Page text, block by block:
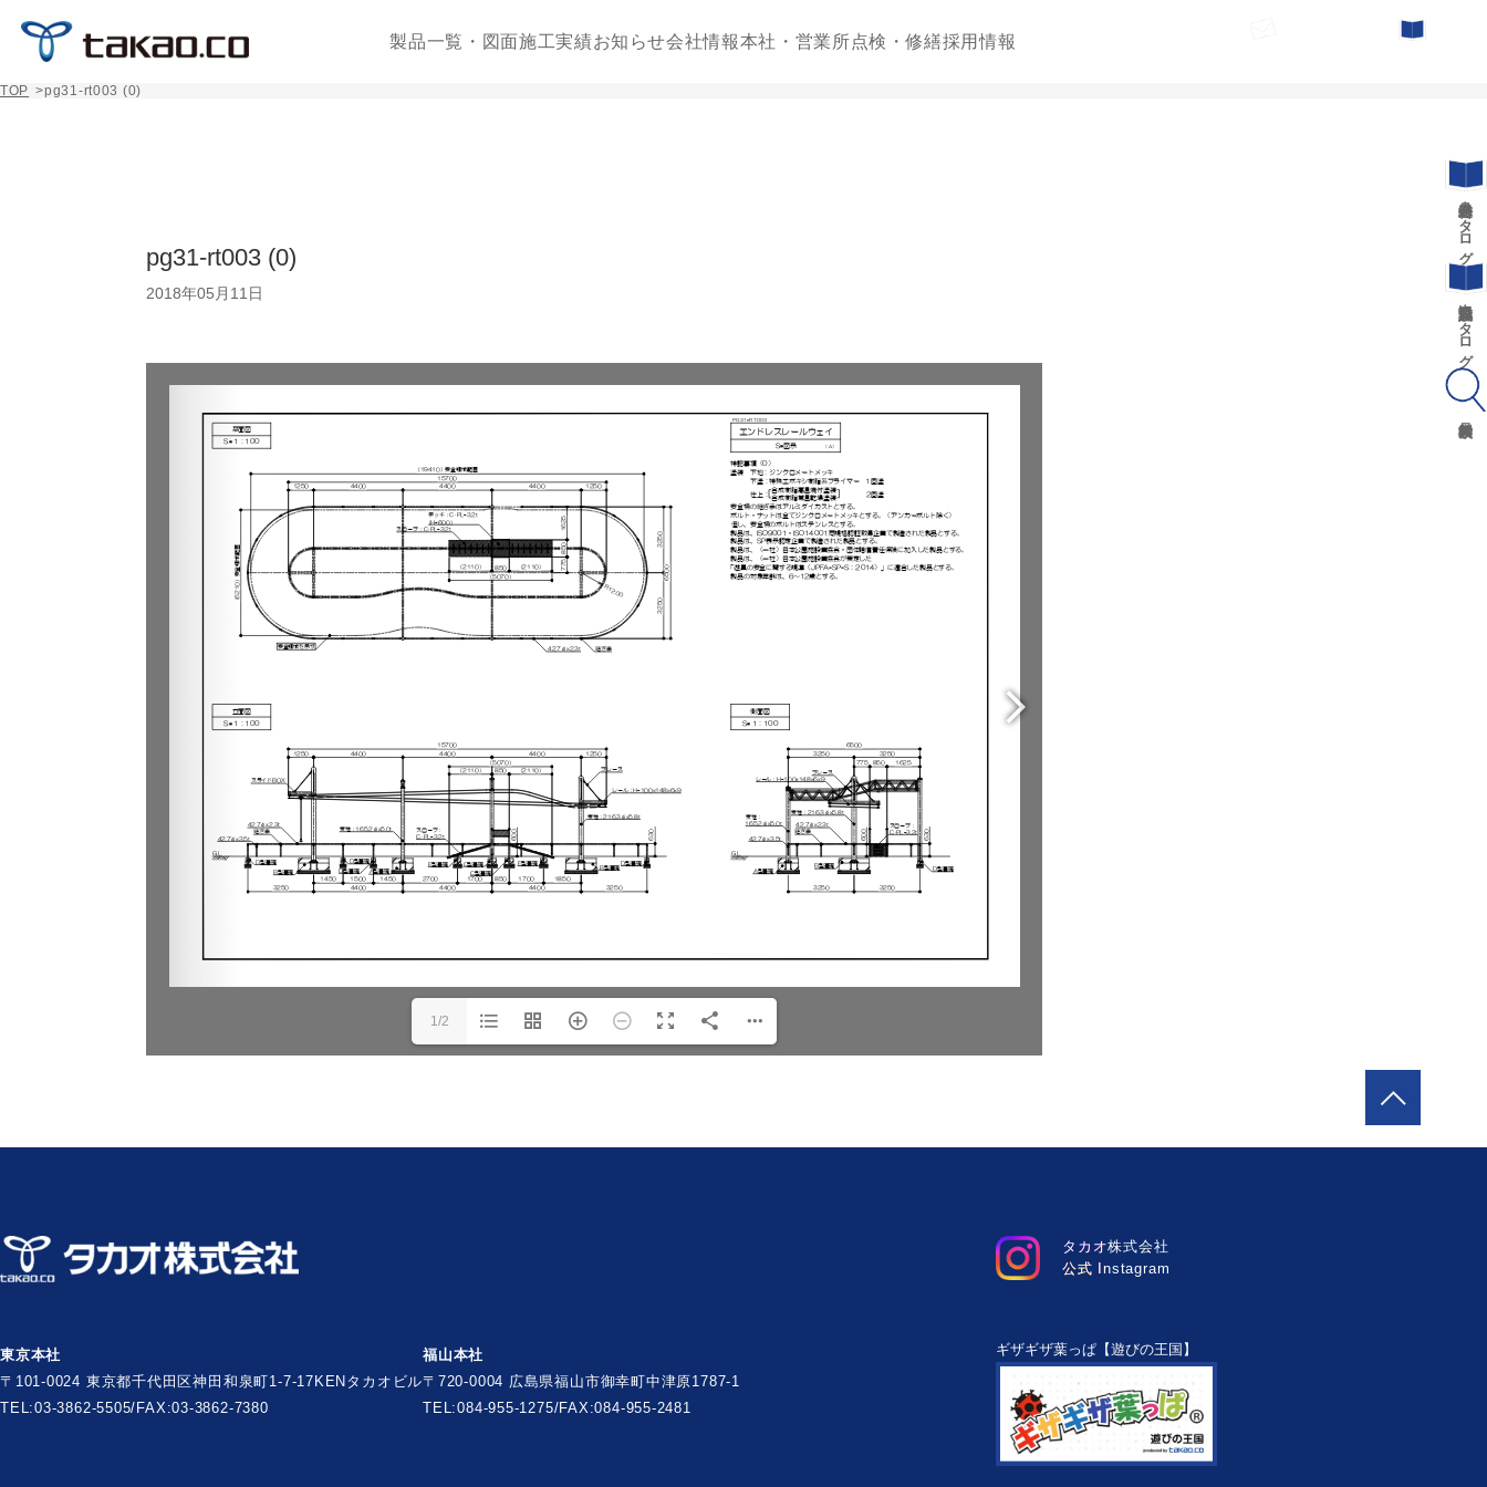
製品一覧・図面施工実績お知らせ会社情報本社・営業所点検・修繕採用情報
遊具総合カタログ
景観施設カタログ
TOP >pg31-rt003 (0)
pg31-rt003 (0)
2018年05月11日
1/2
タカオ株式会社
公式 Instagram
東京本社
〒101-0024 東京都千代田区神田和泉町1-7-17 KENタカオビル
TEL:03-3862-5505/FAX:03-3862-7380
福山本社
〒720-0004 広島県福山市御幸町中津原1787-1
TEL:084-955-1275/FAX:084-955-2481
ギザギザ葉っぱ【遊びの王国】